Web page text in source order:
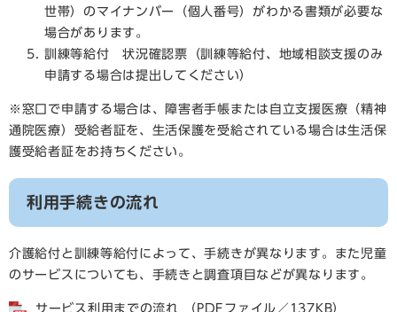
世帯）のマイナンバー（個人番号）がわかる書類が必要な
場合があります。
訓練等給付 状況確認票（訓練等給付、地域相談支援のみ
申請する場合は提出してください）
※窓口で申請する場合は、障害者手帳または自立支援医療（精神
通院医療）受給者証を、生活保護を受給されている場合は生活保
護受給者証をお持ちください。
利用手続きの流れ
介護給付と訓練等給付によって、手続きが異なります。また児童
のサービスについても、手続きと調査項目などが異なります。
サービス利用までの流れ （PDFファイル／137KB）